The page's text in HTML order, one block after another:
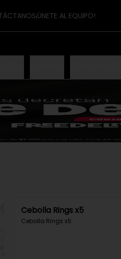
¡ÚNETE AL EQUIPO!
Cebolla Rings x5
Cebolla Rings x5